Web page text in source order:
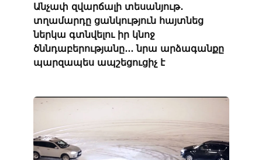
Անչափ զվարճալի տեսանյութ․
տղամարդը ցանկություն հայտնեց
ներկա գտնվելու իր կնոջ
ծննդաբերությանը․․․ նրա արձագանքը
պարզապես ապշեցուցիչ է